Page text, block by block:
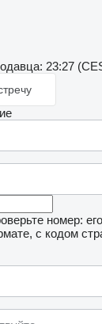
23:27
номер:
с кодом